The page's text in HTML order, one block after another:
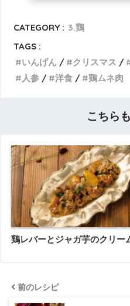
CATEGORY : 3.鶏
TAGS :
いんげん
クリスマス
人参
洋食 鶏ムネ肉
こちら
鶏レバーとジャガ芋のクリー
前のレシピ